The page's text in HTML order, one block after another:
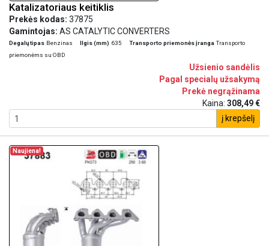
Katalizatoriaus keitiklis
Prekės kodas: 37875
Gamintojas: AS CATALYTIC CONVERTERS
Degalų tipas Benzinas Ilgis (mm) 635 Transporto priemonės įranga Transporto
priemonėms su OBD
Užsienio sandėlis
Pagal specialų užsakymą
Prekė negrąžinama
Kaina: 308,49 €
į krepšelį
Naujiena!